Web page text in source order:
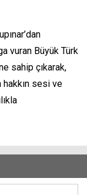
vuran Büyük Türk
sahip çıkarak,
hakkın sesi ve